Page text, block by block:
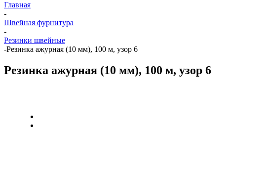
Главная
-
Швейная фурнитура
-
Резинки швейные
-Резинка ажурная (10 мм), 100 м, узор 6
Резинка ажурная (10 мм), 100 м, узор 6